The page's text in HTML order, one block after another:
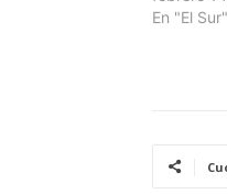
En "El Sur"